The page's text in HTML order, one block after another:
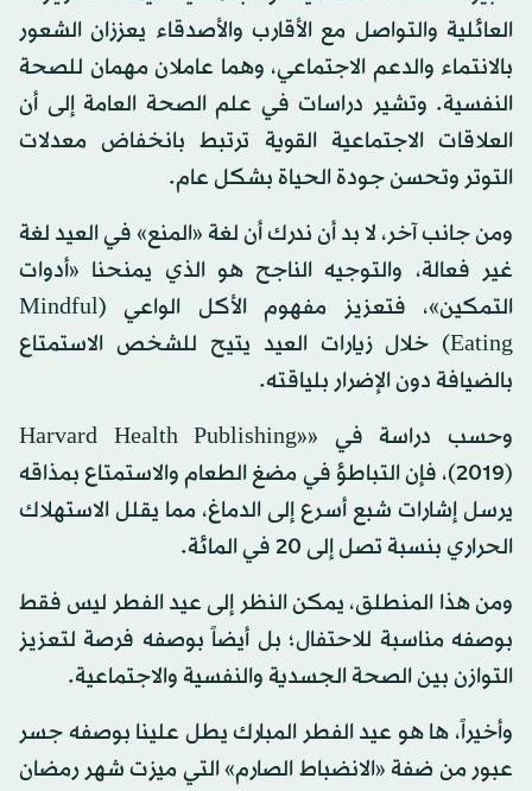
العائلية والتواصل مع الأقارب والأصدقاء يعززان الشعور
بالانتماء والدعم الاجتماعي، وهما عاملان مهمان للصحة
النفسية. وتشير دراسات في علم الصحة العامة إلى أن
العلاقات الاجتماعية القوية ترتبط بانخفاض معدلات
التوتر وتحسن جودة الحياة بشكل عام.
ومن جانب آخر، لا بد أن ندرك أن لغة «المنع» في العيد لغة
غير فعالة، والتوجيه الناجح هو الذي يمنحنا «أدوات
التمكين»، فتعزيز مفهوم الأكل الواعي (Mindful
Eating) خلال زيارات العيد يتيح للشخص الاستمتاع
بالضيافة دون الإضرار بلياقته.
وحسب دراسة في «Harvard Health Publishing»
(2019)، فإن التباطؤ في مضغ الطعام والاستمتاع بمذاقه
يرسل إشارات شبع أسرع إلى الدماغ، مما يقلل الاستهلاك
الحراري بنسبة تصل إلى 20 في المائة.
ومن هذا المنطلق، يمكن النظر إلى عيد الفطر ليس فقط
بوصفه مناسبة للاحتفال؛ بل أيضاً بوصفه فرصة لتعزيز
التوازن بين الصحة الجسدية والنفسية والاجتماعية.
وأخيراً، ها هو عيد الفطر المبارك يطل علينا بوصفه جسر
عبور من ضفة «الانضباط الصارم» التي ميزت شهر رمضان